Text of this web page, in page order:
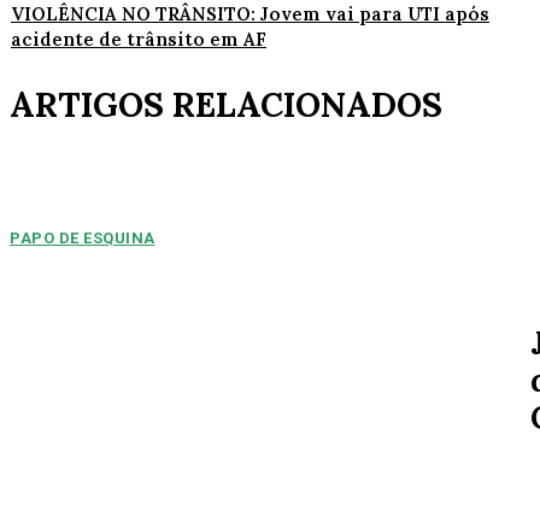
VIOLÊNCIA NO TRÂNSITO: Jovem vai para UTI após
acidente de trânsito em AF
ARTIGOS RELACIONADOS
PAPO DE ESQUINA